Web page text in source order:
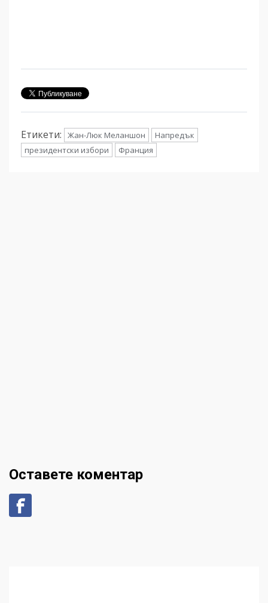
Етикети: Жан-Люк Меланшон
Напредък
президентски избори
Франция
Оставете коментар